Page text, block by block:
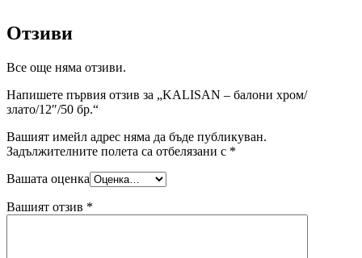
Отзиви
Все още няма отзиви.
Напишете първия отзив за „KALISAN – балони хром/
злато/12″/50 бр.“
Вашият имейл адрес няма да бъде публикуван.
Задължителните полета са отбелязани с *
Вашата оценка
Вашият отзив *